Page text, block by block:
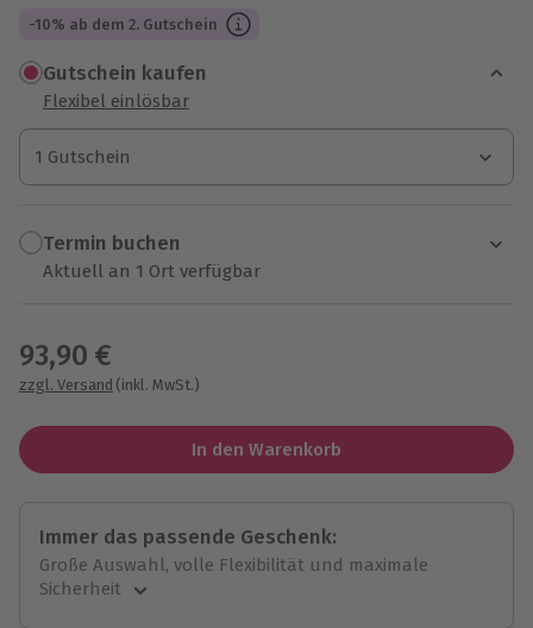
-10% ab dem 2. Gutschein
Gutschein kaufen
Flexibel einlösbar
1 Gutschein
1 Gutschein
1 Gutschein
Termin buchen
Aktuell an 1 Ort verfügbar
93,90 €
zzgl. Versand (inkl. MwSt.)
In den Warenkorb
Immer das passende Geschenk:
Große Auswahl, volle Flexibilität und maximale
Sicherheit